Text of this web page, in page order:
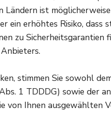
für eine sekundäre
Nierenerkrankung, wie
an und sie schüttet
steigt der Blutdruck.
Ländern ist
ein erhöhtes Risiko, dass
zu Sicherheitsgarantien
stimmen Sie sowohl
1 TDDDG) sowie der
von Ihnen ausgewählten